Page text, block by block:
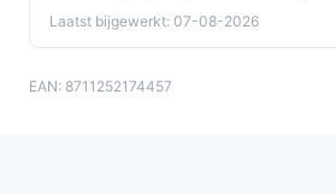
Laatst bijgewerkt: 07-08-2026
EAN: 8711252174457